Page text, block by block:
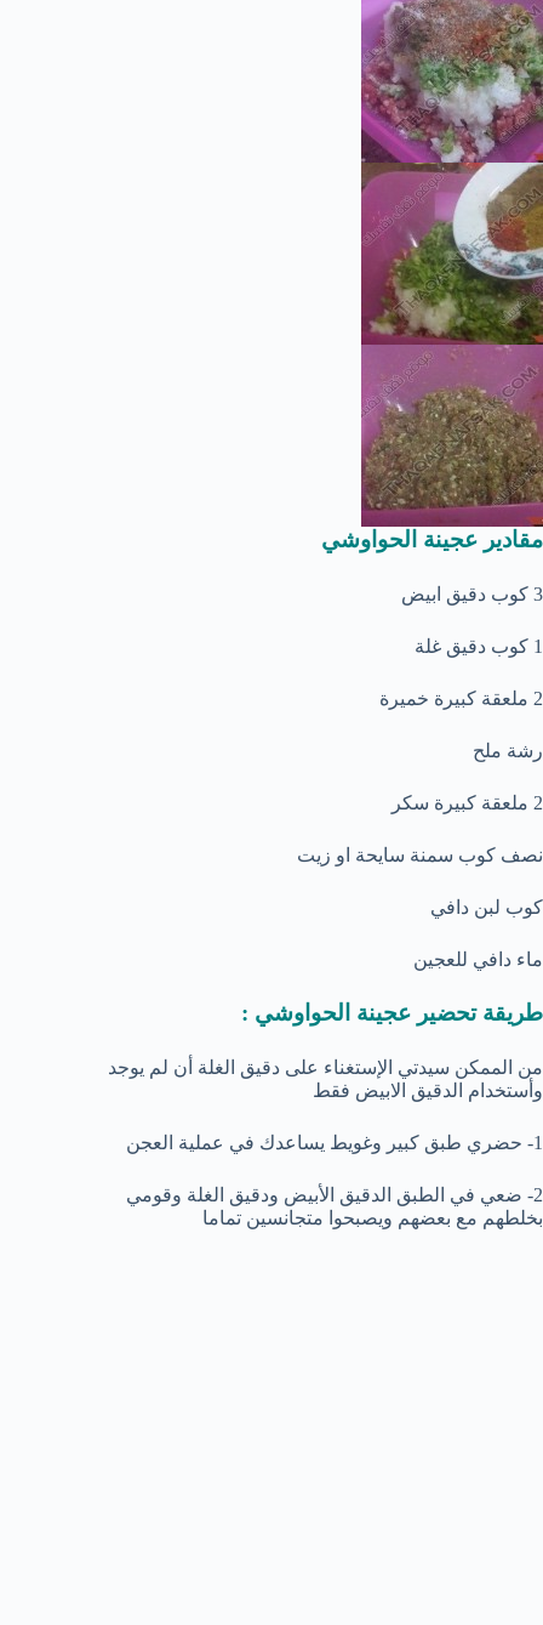
مقادير عجينة الحواوشي
3 كوب دقيق ابيض
1 كوب دقيق غلة
2 ملعقة كبيرة خميرة
رشة ملح
2 ملعقة كبيرة سكر
نصف كوب سمنة سايحة او زيت
كوب لبن دافي
ماء دافي للعجين
طريقة تحضير عجينة الحواوشي :
من الممكن سيدتي الإستغناء على دقيق الغلة أن لم يوجد
وأستخدام الدقيق الابيض فقط
1- حضري طبق كبير وغويط يساعدك في عملية العجن
2- ضعي في الطبق الدقيق الأبيض ودقيق الغلة وقومي
بخلطهم مع بعضهم ويصبحوا متجانسين تماما